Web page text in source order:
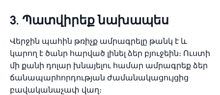
3. Պատվիրեք նախապես
Վերջին պահին թռիչք ամրագրելը թանկ է և
կարող է ծանր հարված լինել ձեր բյուջեին։ Ուստի
մի քանի դոլար խնայելու համար ամրագրեք ձեր
ճանապարհորդության ժամանակացույցից
բավականաչափ վաղ։